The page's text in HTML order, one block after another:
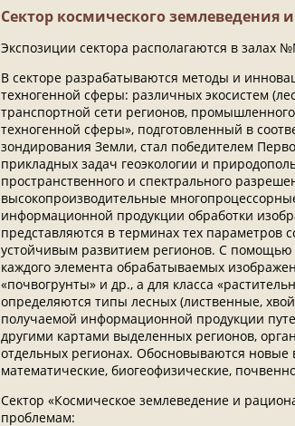
Сектор космического землеведения
Экспозиции сектора располагаются в залах
В секторе разрабатываются методы и
техногенной сферы: различных экосистем
транспортной сети регионов,
техногенной сферы», подготовленный в
зондирования Земли, стал победителем
прикладных задач геоэкологии и
пространственного и спектрального
высокопроизводительные
информационной продукции обработки
представляются в терминах тех
устойчивым развитием регионов. С
каждого элемента обрабатываемых
«почвогрунты» и др., а для класса
определяются типы лесных (лиственные,
получаемой информационной продукции
другими картами выделенных регионов,
отдельных регионах. Обосновываются
математические, биогеофизические,
Сектор «Космическое землеведение и
проблемам: